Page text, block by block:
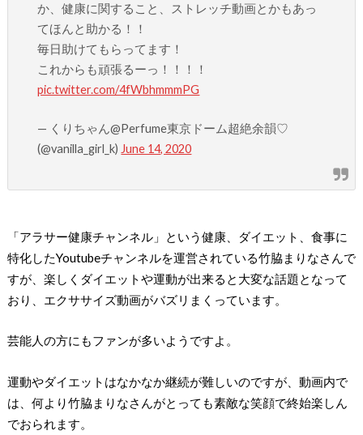
か、健康に関すること、ストレッチ動画とかもあっ
てほんと助かる！！
毎日助けてもらってます！
これからも頑張るーっ！！！！
pic.twitter.com/4fWbhmmmPG
— くりちゃん@Perfume東京ドーム超絶余韻♡
(@vanilla_girl_k) June 14, 2020
「アラサー健康チャンネル」という健康、ダイエット、食事に
特化したYoutubeチャンネルを運営されている竹脇まりなさんで
すが、楽しくダイエットや運動が出来ると大変な話題となって
おり、エクササイズ動画がバズリまくっています。
芸能人の方にもファンが多いようですよ。
運動やダイエットはなかなか継続が難しいのですが、動画内で
は、何より竹脇まりなさんがとっても素敵な笑顔で終始楽しん
でおられます。